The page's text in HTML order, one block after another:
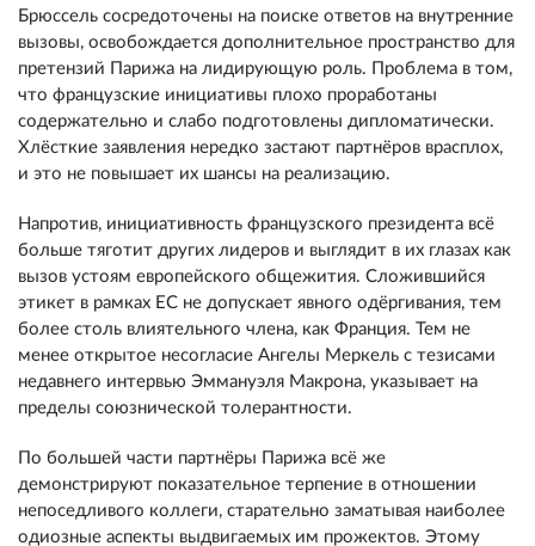
Брюссель сосредоточены на поиске ответов на внутренние
вызовы, освобождается дополнительное пространство для
претензий Парижа на лидирующую роль. Проблема в том,
что французские инициативы плохо проработаны
содержательно и слабо подготовлены дипломатически.
Хлёсткие заявления нередко застают партнёров врасплох,
и это не повышает их шансы на реализацию.
Напротив, инициативность французского президента всё
больше тяготит других лидеров и выглядит в их глазах как
вызов устоям европейского общежития. Сложившийся
этикет в рамках ЕС не допускает явного одёргивания, тем
более столь влиятельного члена, как Франция. Тем не
менее открытое несогласие Ангелы Меркель с тезисами
недавнего интервью Эммануэля Макрона, указывает на
пределы союзнической толерантности.
По большей части партнёры Парижа всё же
демонстрируют показательное терпение в отношении
непоседливого коллеги, старательно заматывая наиболее
одиозные аспекты выдвигаемых им прожектов. Этому